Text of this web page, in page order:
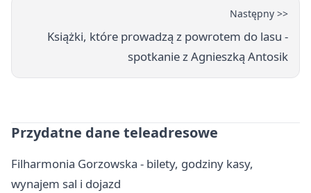
Następny >>
Książki, które prowadzą z powrotem do lasu -
spotkanie z Agnieszką Antosik
Przydatne dane teleadresowe
Filharmonia Gorzowska - bilety, godziny kasy,
wynajem sal i dojazd